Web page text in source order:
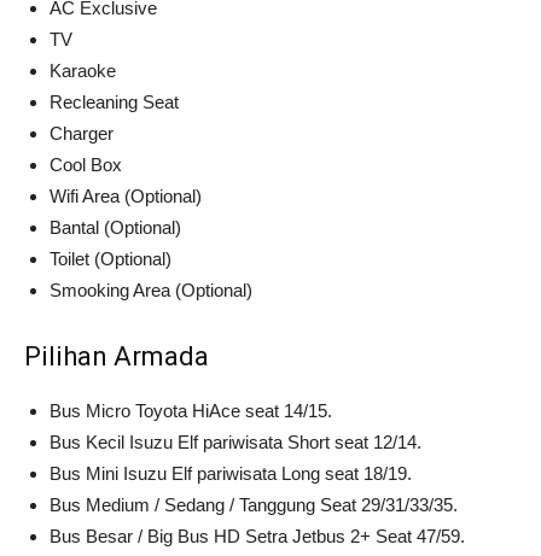
AC Exclusive
TV
Karaoke
Recleaning Seat
Charger
Cool Box
Wifi Area (Optional)
Bantal (Optional)
Toilet (Optional)
Smooking Area (Optional)
Pilihan Armada
Bus Micro Toyota HiAce seat 14/15.
Bus Kecil Isuzu Elf pariwisata Short seat 12/14.
Bus Mini Isuzu Elf pariwisata Long seat 18/19.
Bus Medium / Sedang / Tanggung Seat 29/31/33/35.
Bus Besar / Big Bus HD Setra Jetbus 2+ Seat 47/59.